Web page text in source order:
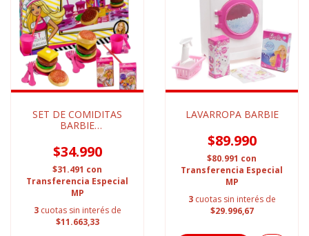
SET DE COMIDITAS
BARBIE
$34.990
$31.491 con
Transferencia Especial
MP
3 cuotas sin interés de
$11.663,33
LAVARROPA BARBIE
$89.990
$80.991 con
Transferencia Especial
MP
3 cuotas sin interés de
$29.996,67